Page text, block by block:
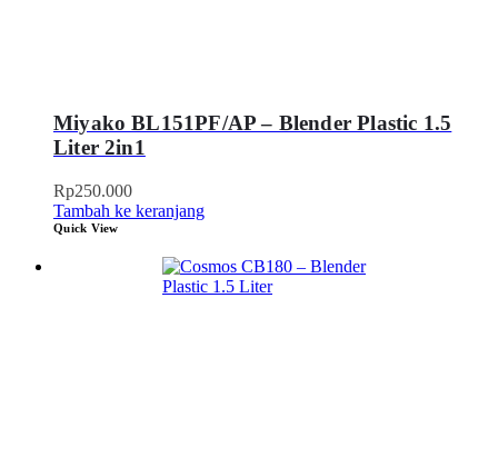
Miyako BL151PF/AP – Blender Plastic 1.5
Liter 2in1
Rp250.000
Tambah ke keranjang
Quick View